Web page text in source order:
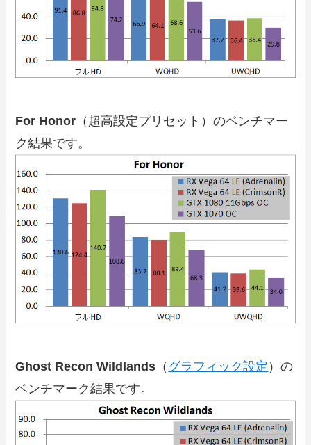
For Honor （超高設定プリセット）のベンチマー
ク結果です。
Ghost Recon Wildlands （ グラフィック設定 ）の
ベンチマーク結果です。